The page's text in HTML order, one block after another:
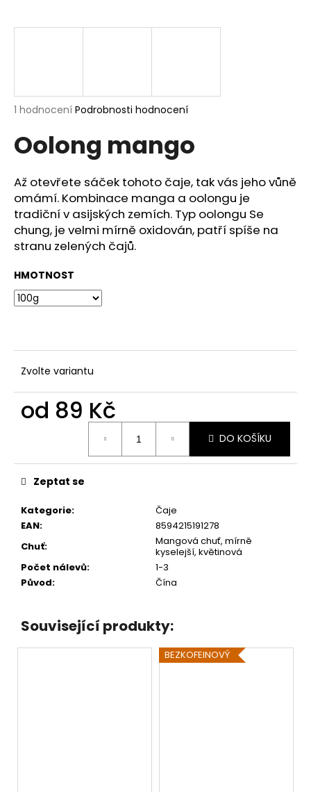
Průměrné
produktu
je
z
5
hvězdiček.
1 hodnocení Podrobnosti hodnocení
Oolong mango
Až otevřete sáček tohoto čaje, tak vás jeho vůně
omámí. Kombinace manga a oolongu je
tradiční v asijských zemích. Typ oolongu Se
chung, je velmi mírně oxidován, patří spíše na
stranu zelených čajů.
HMOTNOST
Zvolte variantu
od 89 Kč
DO KOŠÍKU
Kategorie:
Čaje
EAN:
8594215191278
Chuť:
Mangová chuť, mírně
kyselejší, květinová
Počet nálevů:
1-3
Původ: Čína
Zeptat se
Související produkty:
BEZKOFEINOVÝ
j
?
D
o
p
o
r
u
m
e
Kč